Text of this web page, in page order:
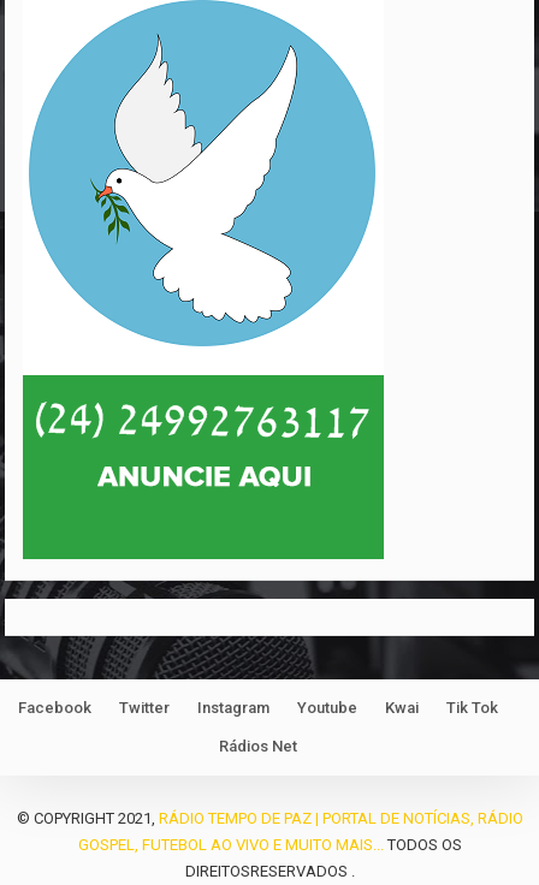
Facebook Twitter Instagram Youtube Kwai Tik Tok
Rádios Net
© COPYRIGHT 2021, RÁDIO TEMPO DE PAZ | PORTAL DE NOTÍCIAS, RÁDIO
GOSPEL, FUTEBOL AO VIVO E MUITO MAIS...
TODOS OS
DIREITOSRESERVADOS .